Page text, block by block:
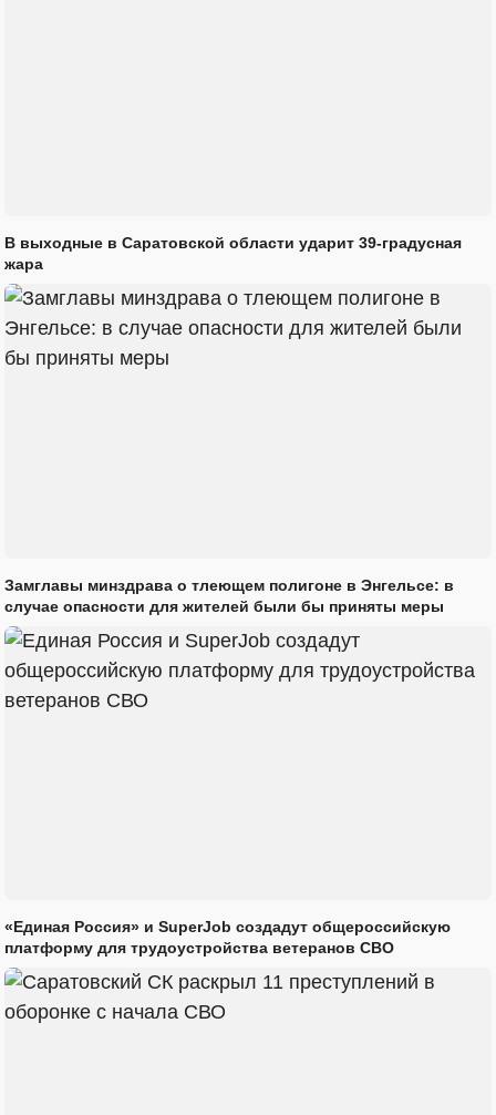
В выходные в Саратовской области ударит 39-градусная
жара
Замглавы минздрава о тлеющем полигоне в Энгельсе: в
случае опасности для жителей были бы приняты меры
«Единая Россия» и SuperJob создадут общероссийскую
платформу для трудоустройства ветеранов СВО